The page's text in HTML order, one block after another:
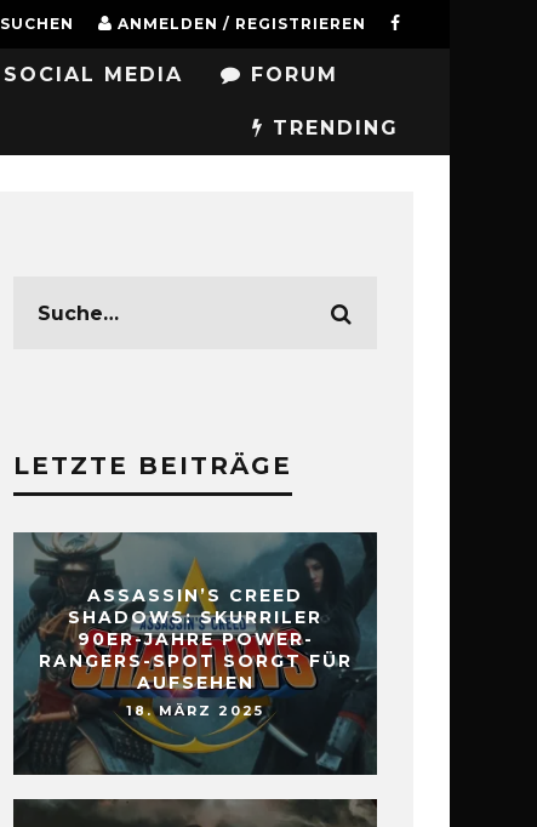
SUCHEN ANMELDEN / REGISTRIEREN
SOCIAL MEDIA FORUM
TRENDING
LETZTE BEITRÄGE
ASSASSIN’S CREED
SHADOWS: SKURRILER
90ER-JAHRE POWER-
RANGERS-SPOT SORGT FÜR
AUFSEHEN
18. MÄRZ 2025